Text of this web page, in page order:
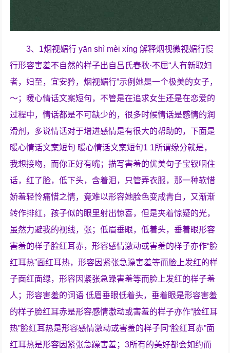
3、1烟视媚行 yān shì mèi xíng 解释烟视微视媚行慢
行形容害羞不自然的样子出自吕氏春秋·不屈“人有新取妇
者，妇至，宜安矜，烟视媚行”示例她是一个极美的女子，
～；暖心情话文案短句，不管是在追求女生还是在恋爱的
过程中，情话都是不可缺少的，很多时候情话是感情的润
滑剂，多说情话对于增进感情是有很大的帮助的，下面是
暖心情话文案短句 暖心情话文案短句1 1所谓缘分就是，
我想接吻，而你正好有嘴；描写害羞的优美句子宝钗咽住
话，红了脸，低下头，含着泪，只管弄衣服，那一种软惜
娇羞轻怜痛惜之情，竟难以形容她脸色变成青白，又渐渐
转作排红，孩子似的眼里射出惊喜，但是夹着惊疑的光，
虽然力避我的视线，张；低眉垂眼，低着头，垂着眼形容
害羞的样子脸红耳赤，形容感情激动或害羞的样子亦作“脸
红耳热”面红耳热，形容因紧张急躁害羞等而脸上发红的样
子面红面绿，形容因紧张急躁害羞等而脸上发红的样子羞
人；形容害羞的词语 低眉垂眼低着头，垂着眼是形容害羞
的样子脸红耳赤是形容感情激动或害羞的样子亦作“脸红耳
热”脸红耳热是形容感情激动或害羞的样子同“脸红耳赤”面
红耳热是形容因紧张急躁害羞；3所有的美好都会如约而